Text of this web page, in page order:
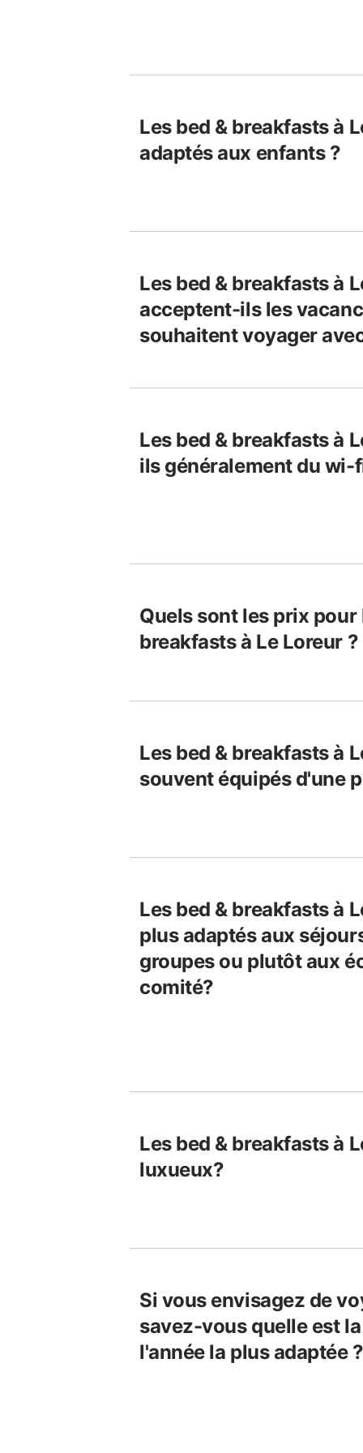
Les bed & breakfasts à
adaptés aux enfants ?
Les bed & breakfasts à
acceptent-ils les
souhaitent voyager
Les bed & breakfasts à
ils généralement du wi-
Quels sont les prix pour
breakfasts à Le Loreur ?
Les bed & breakfasts à
souvent équipés d'une
Les bed & breakfasts à
plus adaptés aux
groupes ou plutôt aux
comité?
Les bed & breakfasts à
luxueux?
Si vous envisagez de
savez-vous quelle est
l'année la plus adaptée ?